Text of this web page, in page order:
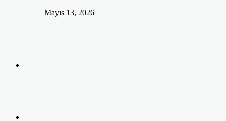
Mayıs 13, 2026